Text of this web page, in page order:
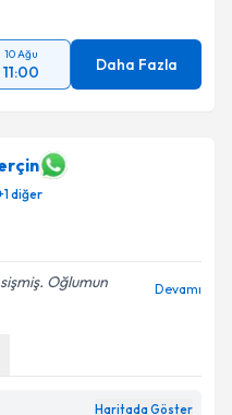
10 Ağu
11:00 Daha Fazla
1diğer
Oğlumun
Devamı
Haritada Göster